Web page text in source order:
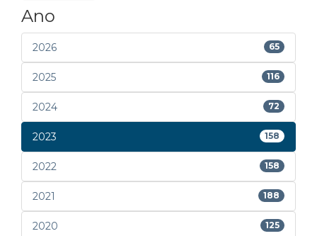
Ano
2026 65
2025 116
2024 72
2023 158
2022 158
2021 188
2020 125